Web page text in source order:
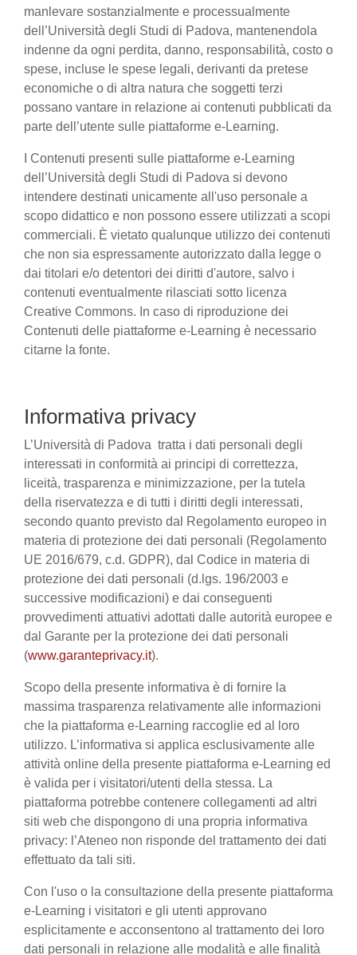
manlevare sostanzialmente e processualmente
dell’Università degli Studi di Padova, mantenendola
indenne da ogni perdita, danno, responsabilità, costo o
spese, incluse le spese legali, derivanti da pretese
economiche o di altra natura che soggetti terzi
possano vantare in relazione ai contenuti pubblicati da
parte dell’utente sulle piattaforme e-Learning.
I Contenuti presenti sulle piattaforme e-Learning
dell’Università degli Studi di Padova si devono
intendere destinati unicamente all'uso personale a
scopo didattico e non possono essere utilizzati a scopi
commerciali. È vietato qualunque utilizzo dei contenuti
che non sia espressamente autorizzato dalla legge o
dai titolari e/o detentori dei diritti d'autore, salvo i
contenuti eventualmente rilasciati sotto licenza
Creative Commons. In caso di riproduzione dei
Contenuti delle piattaforme e-Learning è necessario
citarne la fonte.
Informativa privacy
L’Università di Padova tratta i dati personali degli
interessati in conformità ai principi di correttezza,
liceità, trasparenza e minimizzazione, per la tutela
della riservatezza e di tutti i diritti degli interessati,
secondo quanto previsto dal Regolamento europeo in
materia di protezione dei dati personali (Regolamento
UE 2016/679, c.d. GDPR), dal Codice in materia di
protezione dei dati personali (d.lgs. 196/2003 e
successive modificazioni) e dai conseguenti
provvedimenti attuativi adottati dalle autorità europee e
dal Garante per la protezione dei dati personali
(www.garanteprivacy.it).
Scopo della presente informativa è di fornire la
massima trasparenza relativamente alle informazioni
che la piattaforma e-Learning raccoglie ed al loro
utilizzo. L’informativa si applica esclusivamente alle
attività online della presente piattaforma e-Learning ed
è valida per i visitatori/utenti della stessa. La
piattaforma potrebbe contenere collegamenti ad altri
siti web che dispongono di una propria informativa
privacy: l’Ateneo non risponde del trattamento dei dati
effettuato da tali siti.
Con l'uso o la consultazione della presente piattaforma
e-Learning i visitatori e gli utenti approvano
esplicitamente e acconsentono al trattamento dei loro
dati personali in relazione alle modalità e alle finalità